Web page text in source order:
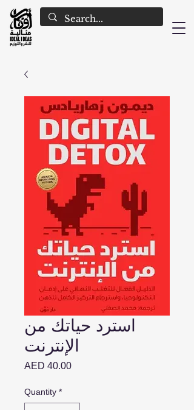
استرد حياتك من
الإنترنت
AED 40.00Price
Quantity *